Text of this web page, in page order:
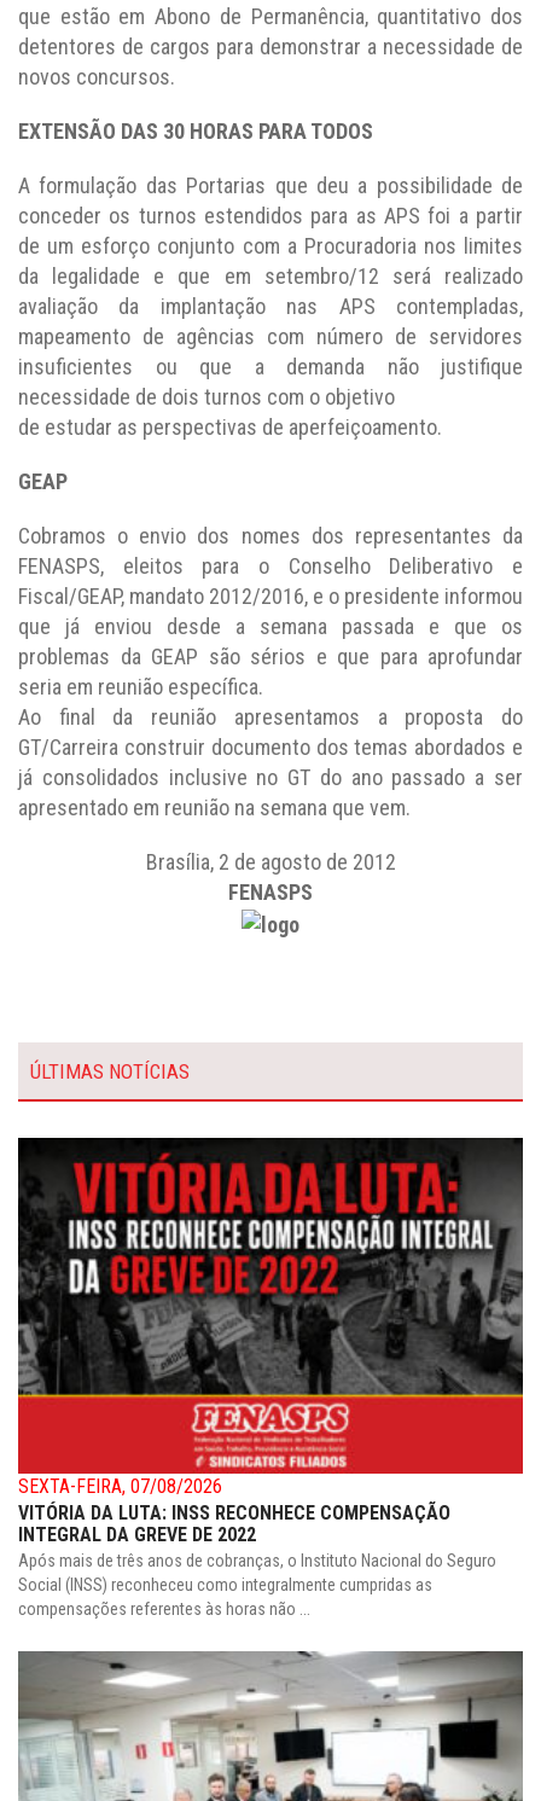
que estão em Abono de Permanência, quantitativo dos
detentores de cargos para demonstrar a necessidade de
novos concursos.
EXTENSÃO DAS 30 HORAS PARA TODOS
A formulação das Portarias que deu a possibilidade de
conceder os turnos estendidos para as APS foi a partir
de um esforço conjunto com a Procuradoria nos limites
da legalidade e que em setembro/12 será realizado
avaliação da implantação nas APS contempladas,
mapeamento de agências com número de servidores
insuficientes ou que a demanda não justifique
necessidade de dois turnos com o objetivo
de estudar as perspectivas de aperfeiçoamento.
GEAP
Cobramos o envio dos nomes dos representantes da
FENASPS, eleitos para o Conselho Deliberativo e
Fiscal/GEAP, mandato 2012/2016, e o presidente informou
que já enviou desde a semana passada e que os
problemas da GEAP são sérios e que para aprofundar
seria em reunião específica.
Ao final da reunião apresentamos a proposta do
GT/Carreira construir documento dos temas abordados e
já consolidados inclusive no GT do ano passado a ser
apresentado em reunião na semana que vem.
Brasília, 2 de agosto de 2012
FENASPS
ÚLTIMAS NOTÍCIAS
SEXTA-FEIRA, 07/08/2026
VITÓRIA DA LUTA: INSS RECONHECE COMPENSAÇÃO
INTEGRAL DA GREVE DE 2022
Após mais de três anos de cobranças, o Instituto Nacional do Seguro
Social (INSS) reconheceu como integralmente cumpridas as
compensações referentes às horas não ...